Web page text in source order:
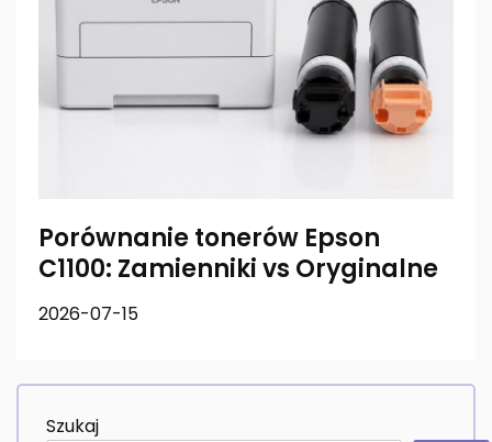
Porównanie tonerów Epson
C1100: Zamienniki vs Oryginalne
2026-07-15
Szukaj